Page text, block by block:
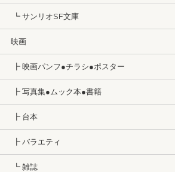
┗ サンリオSF文庫
映画
┣ 映画パンフ●チラシ●ポスター
┣ 写真集●ムック本●書籍
┣ 台本
┣ バラエティ
┗ 雑誌